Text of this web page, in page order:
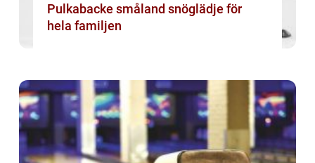
Pulkabacke småland snöglädje för
hela familjen